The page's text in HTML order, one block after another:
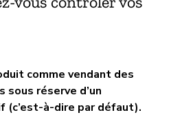
comme vendant des
réserve d’un
(c’est-à-dire par défaut).